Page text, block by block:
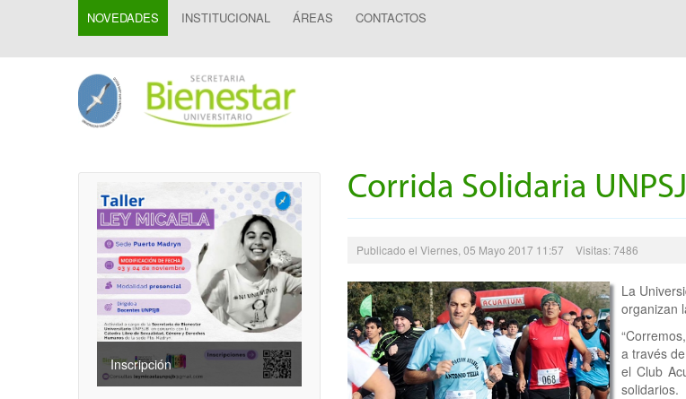
NOVEDADES INSTITUCIONAL ÁREAS CONTACTOS
Inscripción
Corrida Solidaria
Publicado el Viernes, 05 Mayo 2017 11:57 Visitas: 7486
La
organizan
a través
el Club
solidarios.